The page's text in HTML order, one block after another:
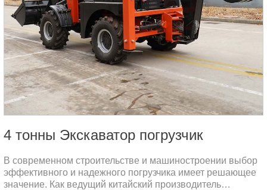
4 тонны Экскаватор погрузчик
В современном строительстве и машиностроении выбор
эффективного и надежного погрузчика имеет решающее
значение. Как ведущий китайский производитель